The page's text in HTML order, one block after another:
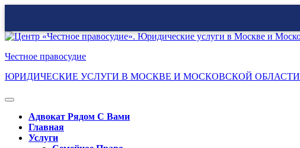
Перейти
содержимому
Честное правосудие
ЮРИДИЧЕСКИЕ УСЛУГИ В МОСКВЕ И МОСКОВСКОЙ ОБЛАСТИ
Кнопка
ОткрытьАдвокат Рядом С Вами
Главная
Услуги